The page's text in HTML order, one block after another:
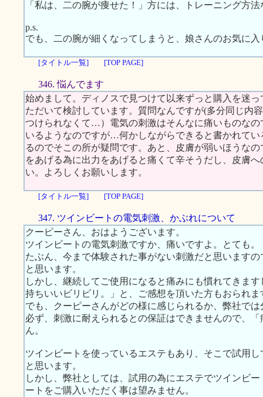
「私は、二の腕が痩せた！」方には、トレーニング方
p.s.
でも、二の腕が細くなってしまうと、娘さんのお気に
[タイトル一覧] [TOP PAGE]
346. 悩んでます
始めまして。ディノスで見つけて以来ずっと購入を迷
ただいて検討しています。質問なんですが(多分同じ内
つけられなくて…）電気の刺激はそんなに痛いものな
いるようなのですが…何かしながらできると書かれて
るのでそこの所が疑問です。あと、皮膚が弱いほうな
をあげる為に出力をあげると痛くて辛そうだし、皮膚
い。よろしくお願いします。
[タイトル一覧] [TOP PAGE]
347. ツインビートの電気刺激、かぶれについて
クーピーさん、おはようございます。
ツインビートの電気刺激ですか、痛いですよ。とても。
たぶん、今まで体験された事がない刺激だと思います
と思います。
しかし、継続してご使用になると痛みにも慣れてきま
持ちいいビリビリ。」と、ご感想を頂いた方もおられま
でも、クーピーさんがどの様に感じられるか、弊社で
必ず、刺激に耐えられるとの保証はできませんので、
ん。
ツインビートを使っているエステもあり、そこで試用
と思います。
しかし、弊社としては、試用の為にエステでツインビ
ートをご購入いただく事は望みません。